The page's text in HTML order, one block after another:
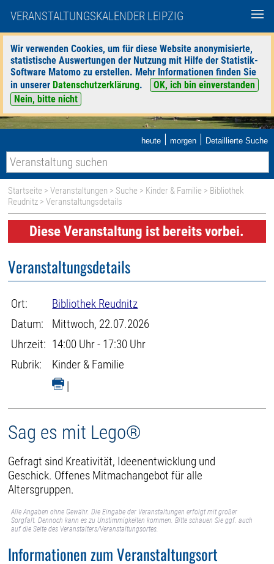
VERANSTALTUNGSKALENDER LEIPZIG
Wir verwenden Cookies, um für diese Website anonymisierte,
statistische Auswertungen der Nutzung mit Hilfe der Statistik-
Software Matomo zu erstellen. Mehr Informationen finden Sie
in unserer Datenschutzerklärung.
OK, ich bin einverstanden
Nein, bitte nicht
heute | morgen | Detaillierte Suche
Startseite >Veranstaltungen > Suche > Kinder & Familie > Bibliothek
Reudnitz > Veranstaltungsdetails
Diese Veranstaltung ist bereits vorbei.
Veranstaltungsdetails
Ort:
Bibliothek Reudnitz
Datum:
Mittwoch, 22.07.2026
Uhrzeit: 14:00 Uhr - 17:30 Uhr
Rubrik:
Kinder & Familie
|
Sag es mit Lego®
Gefragt sind Kreativität, Ideenentwicklung und
Geschick. Offenes Mitmachangebot für alle
Altersgruppen.
Alle Angaben ohne Gewähr. Die Eingabe der Veranstaltungen erfolgt mit großer
Sorgfalt. Dennoch kann es zu Unstimmigkeiten kommen. Bitte schauen Sie ggf. auch
auf die Seite des Veranstalters/Veranstaltungsortes.
Informationen zum Veranstaltungsort